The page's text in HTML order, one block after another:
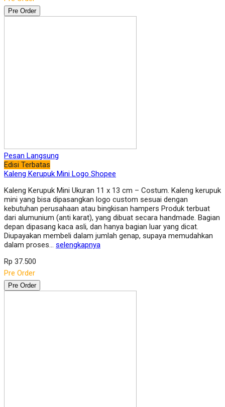
Pre Order
Pesan Langsung
Edisi Terbatas
Kaleng Kerupuk Mini Logo Shopee
Kaleng Kerupuk Mini Ukuran 11 x 13 cm – Costum. Kaleng kerupuk
mini yang bisa dipasangkan logo custom sesuai dengan
kebutuhan perusahaan atau bingkisan hampers Produk terbuat
dari alumunium (anti karat), yang dibuat secara handmade. Bagian
depan dipasang kaca asli, dan hanya bagian luar yang dicat.
Diupayakan membeli dalam jumlah genap, supaya memudahkan
dalam proses… selengkapnya
Rp 37.500
Pre Order
Pre Order